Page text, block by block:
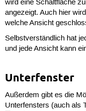
wird eine Schaltfläche
angezeigt. Auch hier
welche Ansicht
Selbstverständlich hat
und jede Ansicht kann
Unterfenster
Außerdem gibt es die
Unterfensters (auch als